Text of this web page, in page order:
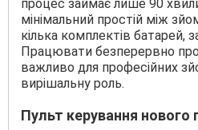
процес займає лише 90
мінімальний простій між
кілька комплектів батарей,
Працювати безперервно
важливо для професійних
вирішальну роль.
Пульт керування нового